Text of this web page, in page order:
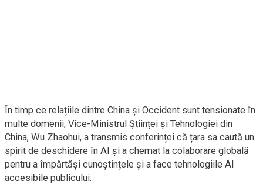
În timp ce relațiile dintre China și Occident sunt tensionate în
multe domenii, Vice-Ministrul Științei și Tehnologiei din
China, Wu Zhaohui, a transmis conferinței că țara sa caută un
spirit de deschidere în AI și a chemat la colaborare globală
pentru a împărtăși cunoștințele și a face tehnologiile AI
accesibile publicului.